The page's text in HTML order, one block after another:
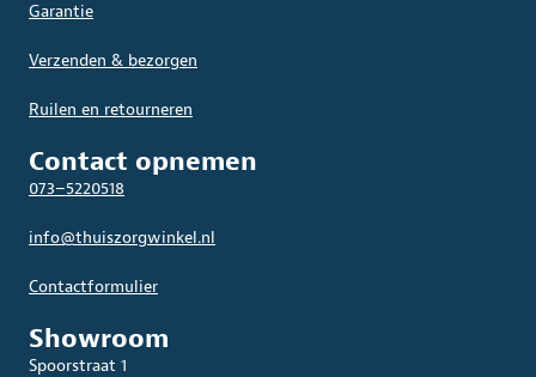
Garantie
Verzenden & bezorgen
Ruilen en retourneren
Contact opnemen
073–5220518
info@thuiszorgwinkel.nl
Contactformulier
Showroom
Spoorstraat 1